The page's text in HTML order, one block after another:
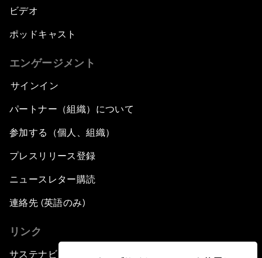
ビデオ
ポッドキャスト
エンゲージメント
サインイン
パートナー（組織）について
参加する（個人、組織）
プレスリリース登録
ニュースレター購読
連絡先 (英語のみ)
リンク
サステナビリティへの取り組み